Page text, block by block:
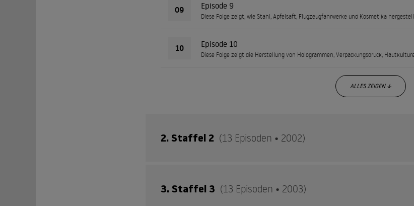
09 Episode 9
Diese Folge zeigt, wie Stahl, Apfelsaft, Flugzeugfahrwerke und Kosmetika
10 Episode 10
Diese Folge zeigt die Herstellung von Hologrammen, Verpackungsdruck,
ALLES ZEIGEN ↓
2. Staffel 2 (13 Episoden • 2002)
Blick hinter die Kulissen des Herstellungsprozesses und zeigt die
3. Staffel 3 (13 Episoden • 2003)